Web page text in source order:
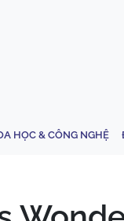
HỌC & CÔNG NGHỆ